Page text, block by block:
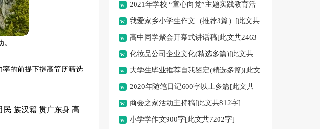
的前提下提高简历筛选
民 族汉籍 贯广东身 高
2021年学校 “童心向党”主题实践教育活
动方案[此文共1080字]
我爱家乡小学生作文（推荐3篇）[此文共
1167字]高中同学聚会开幕式讲话稿[此文共2463
字] 化妆品公司企业文化(精选多篇)[此文共
6398字]
大学生毕业推荐自我鉴定(精选多篇)[此文
共5048字]
2020年随笔日记600字以上多篇[此文共
2977字]
商会之家活动主持稿[此文共812字]
小学学作文900字[此文共7202字]